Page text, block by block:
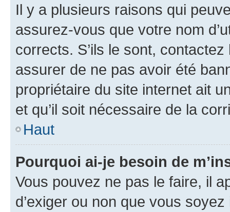
Il y a plusieurs raisons qui
assurez-vous que votre nom
corrects. S’ils le sont,
assurer de ne pas avoir été
propriétaire du site internet ait
et qu’il soit nécessaire de la
Haut
Pourquoi ai-je besoin de
Vous pouvez ne pas le faire, il
d’exiger ou non que vous